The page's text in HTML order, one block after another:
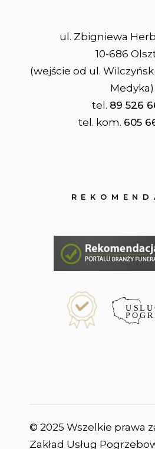
ul. Zbigniewa
10-686
(wejście od ul.
Medyka)
tel. 89 526
tel. kom. 605
© 2025 Wszelkie prawa
Zakład Usług